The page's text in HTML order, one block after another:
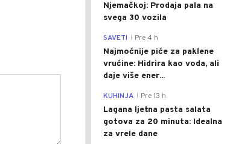
Njemačkoj: Prodaja pala na
svega 30 vozila
SAVETI Pre 4 h
Najmoćnije piće za paklene
vrućine: Hidrira kao voda, ali
daje više ener...
KUHINJA Pre 13 h
Lagana ljetna pasta salata
gotova za 20 minuta: Idealna
za vrele dane